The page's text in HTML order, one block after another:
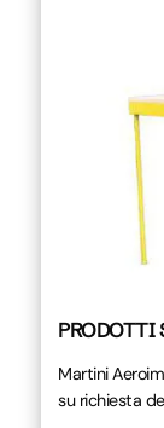
PRODOTTI
Martini
su richiesta